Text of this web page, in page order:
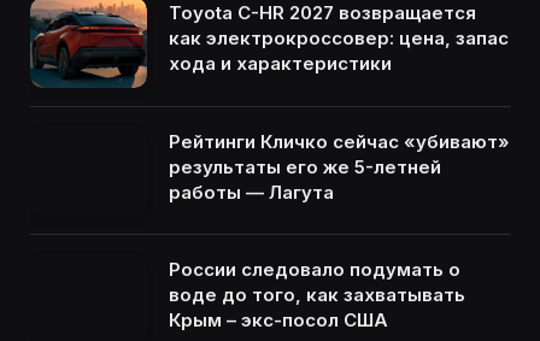
Toyota C-HR 2027 возвращается
как электрокроссовер: цена, запас
хода и характеристики
Рейтинги Кличко сейчас «убивают»
результаты его же 5-летней
работы — Лагута
России следовало подумать о
воде до того, как захватывать
Крым – экс-посол США